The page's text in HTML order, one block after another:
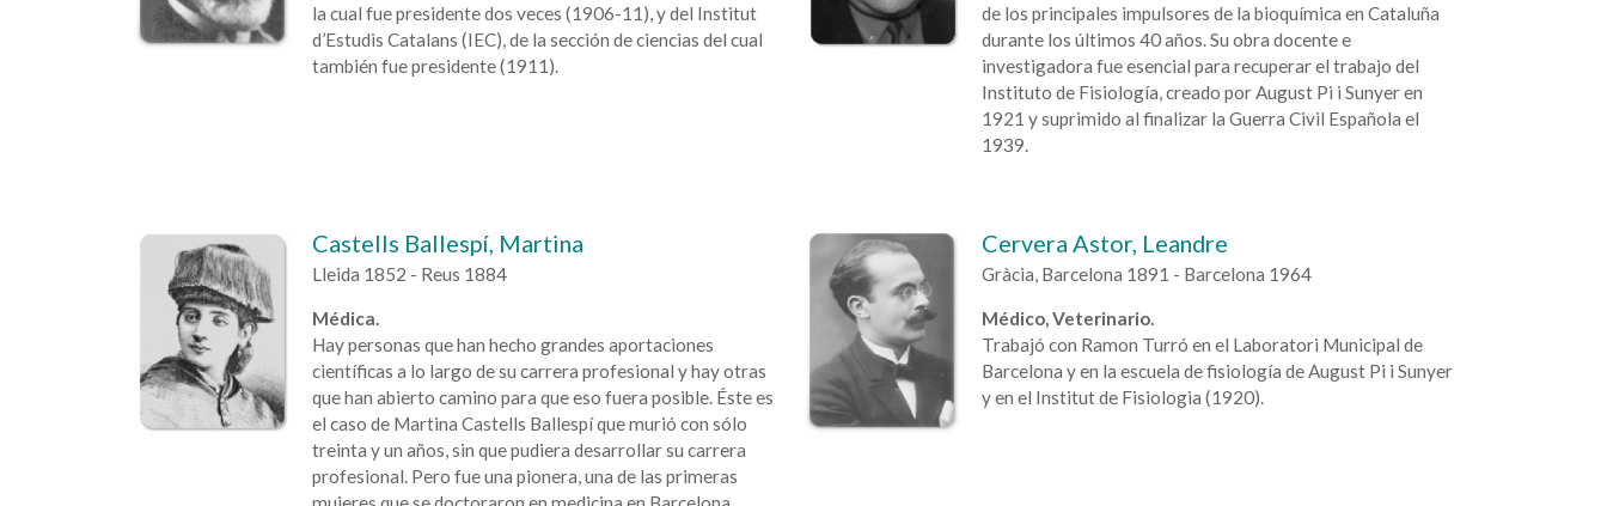
la cual fue presidente dos veces (1906-11), y del Institut
d’Estudis Catalans (IEC), de la sección de ciencias del cual
también fue presidente (1911).
de los principales impulsores de la bioquímica en Cataluña
durante los últimos 40 años. Su obra docente e
investigadora fue esencial para recuperar el trabajo del
Instituto de Fisiología, creado por August Pi i Sunyer en
1921 y suprimido al finalizar la Guerra Civil Española el
1939.
Castells Ballespí, Martina
Lleida 1852 - Reus 1884
Médica.
Hay personas que han hecho grandes aportaciones
científicas a lo largo de su carrera profesional y hay otras
que han abierto camino para que eso fuera posible. Éste es
el caso de Martina Castells Ballespí que murió con sólo
treinta y un años, sin que pudiera desarrollar su carrera
profesional. Pero fue una pionera, una de las primeras
Cervera Astor, Leandre
Gràcia, Barcelona 1891 - Barcelona 1964
Médico, Veterinario.
Trabajó con Ramon Turró en el Laboratori Municipal de
Barcelona y en la escuela de fisiología de August Pi i Sunyer
y en el Institut de Fisiologia (1920).